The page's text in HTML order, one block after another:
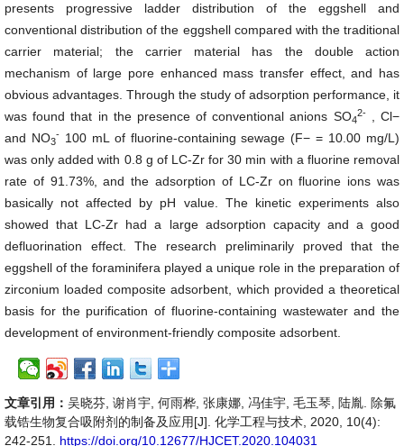
presents progressive ladder distribution of the eggshell and
conventional distribution of the eggshell compared with the traditional
carrier material; the carrier material has the double action
mechanism of large pore enhanced mass transfer effect, and has
obvious advantages. Through the study of adsorption performance, it
was found that in the presence of conventional anions SO4
2-, Cl−
and NO3
-100 mL of fluorine-containing sewage (F− = 10.00 mg/L)
was only added with 0.8 g of LC-Zr for 30 min with a fluorine removal
rate of 91.73%, and the adsorption of LC-Zr on fluorine ions was
basically not affected by pH value. The kinetic experiments also
showed that LC-Zr had a large adsorption capacity and a good
defluorination effect. The research preliminarily proved that the
eggshell of the foraminifera played a unique role in the preparation of
zirconium loaded composite adsorbent, which provided a theoretical
basis for the purification of fluorine-containing wastewater and the
development of environment-friendly composite adsorbent.
文章引用： 吴晓芬, 谢肖宇, 何雨桦, 张康娜, 冯佳宇, 毛玉琴, 陆胤. 除氟
载锆生物复合吸附剂的制备及应用[J]. 化学工程与技术, 2020, 10(4):
242-251. https://doi.org/10.12677/HJCET.2020.104031